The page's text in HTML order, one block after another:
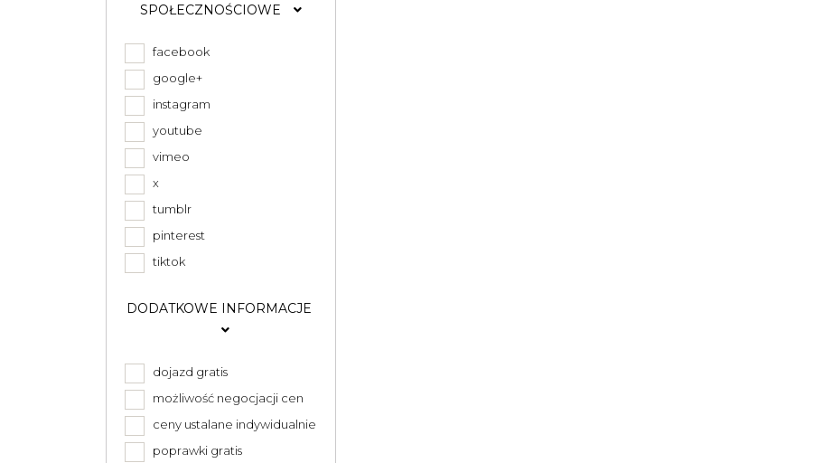
SPOŁECZNOŚCIOWE
facebook
google+
instagram
youtube
vimeo
x
tumblr
pinterest
tiktok
DODATKOWE INFORMACJE
dojazd gratis
możliwość negocjacji cen
ceny ustalane indywidualnie
poprawki gratis